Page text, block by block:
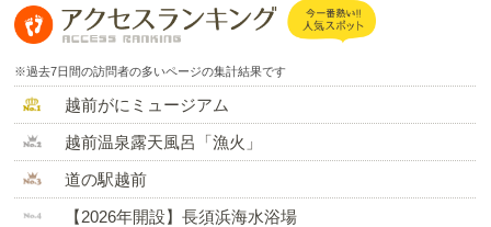
※過去7日間の訪問者の多いページの集計結果です
越前がにミュージアム
越前温泉露天風呂「漁火」
道の駅越前
【2026年開設】長須浜海水浴場